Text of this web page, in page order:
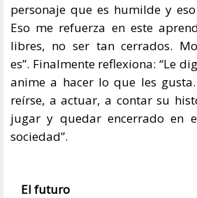
personaje que es humilde y
Eso me refuerza en este
libres, no ser tan cerrados.
es”. Finalmente reflexiona: “Le
anime a hacer lo que les
reírse, a actuar, a contar su
jugar y quedar encerrado en
sociedad”.
El futuro